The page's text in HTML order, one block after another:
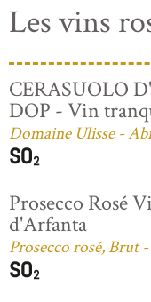
Les vins
CERASUOLO
DOP - Vin
Domaine Ulisse -
Prosecco Rosé
d'Arfanta
Prosecco rosé, Brut